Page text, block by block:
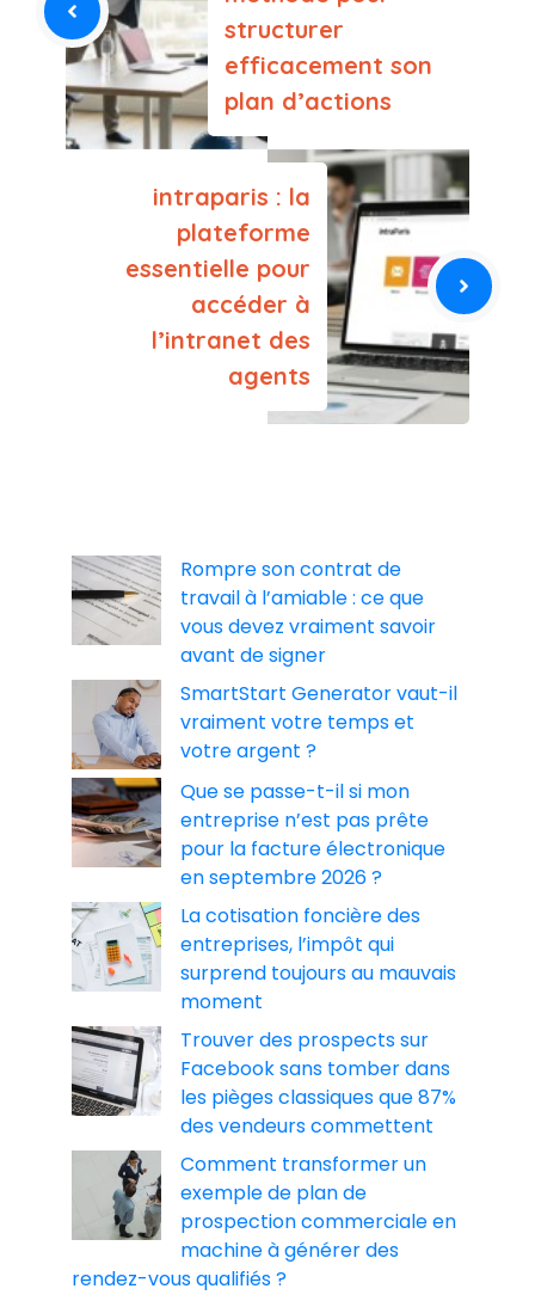
structurer
efficacement son
plan d’actions
intraparis : la
plateforme
essentielle pour
accéder à
l’intranet des
agents
Rompre son contrat de
travail à l’amiable : ce que
vous devez vraiment savoir
avant de signer
SmartStart Generator vaut-il
vraiment votre temps et
votre argent ?
Que se passe-t-il si mon
entreprise n’est pas prête
pour la facture électronique
en septembre 2026 ?
La cotisation foncière des
entreprises, l’impôt qui
surprend toujours au mauvais
moment
Trouver des prospects sur
Facebook sans tomber dans
les pièges classiques que 87%
des vendeurs commettent
Comment transformer un
exemple de plan de
prospection commerciale en
machine à générer des
rendez-vous qualifiés ?